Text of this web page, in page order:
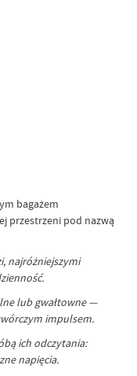
bagażem
przestrzeni pod nazwą
najróżniejszymi
lub gwałtowne —
impulsem.
ich odczytania:
napięcia.